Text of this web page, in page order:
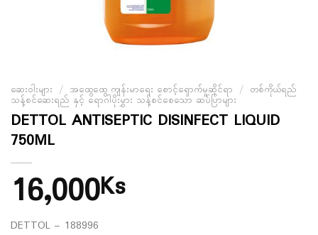
ဆေးဝါးများ / အထွေထွေ ကျန်းမာရေး စောင့်ရှောက်မှုဆိုင်ရာ / တစ်ကိုယ်ရည်
သန့်စင်ဆေးရည် နှင့် ရောဂါပိုးမွှား သန့်စင်စေသော ဆပ်ပြာများ
DETTOL ANTISEPTIC DISINFECT LIQUID
750ML
16,000Ks
DETTOL – 188996